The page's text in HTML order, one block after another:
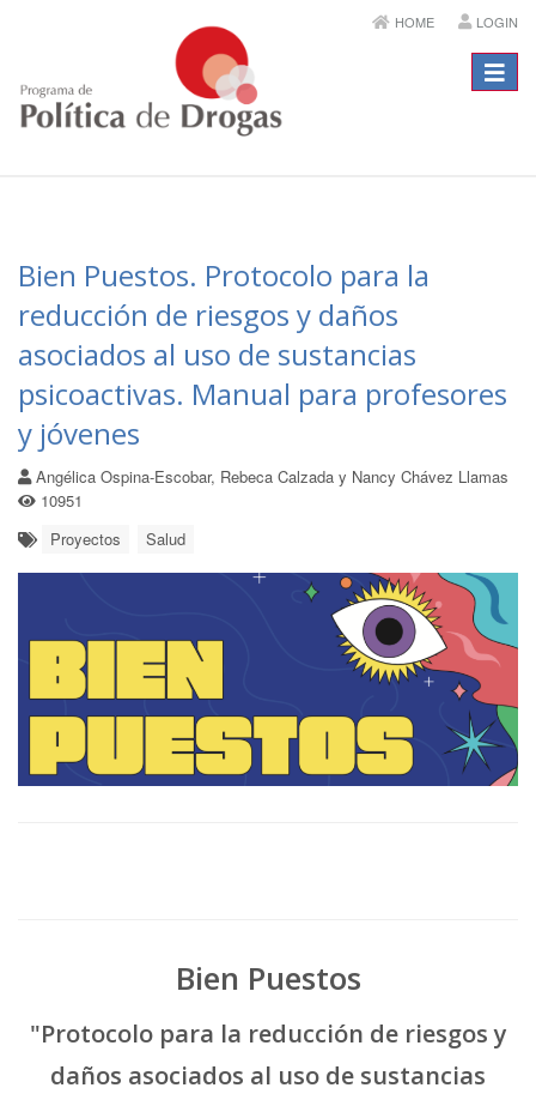
HOME LOGIN
Menú
Bien Puestos. Protocolo para la
reducción de riesgos y daños
asociados al uso de sustancias
psicoactivas. Manual para profesores
y jóvenes
Angélica Ospina-Escobar, Rebeca Calzada y Nancy Chávez Llamas
10951
Proyectos
Salud
Bien Puestos
"Protocolo para la reducción de riesgos y
daños asociados al uso de sustancias